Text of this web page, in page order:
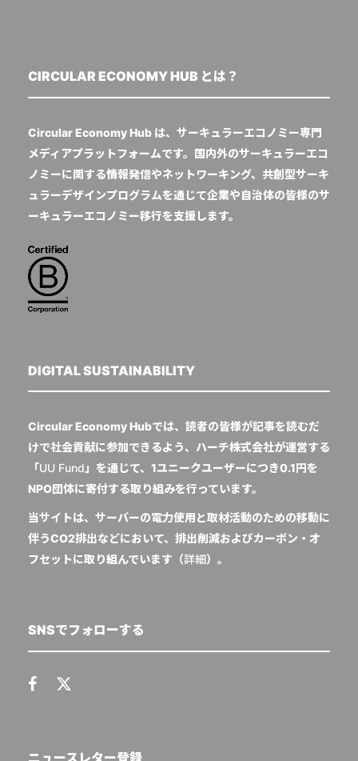
CIRCULAR ECONOMY HUB とは？
Circular Economy Hub は、サーキュラーエコノミー専門
メディアプラットフォームです。国内外のサーキュラーエコ
ノミーに関する情報発信やネットワーキング、共創型サーキ
ュラーデザインプログラムを通じて企業や自治体の皆様のサ
ーキュラーエコノミー移行を支援します。
DIGITAL SUSTAINABILITY
Circular Economy Hubでは、読者の皆様が記事を読むだ
けで社会貢献に参加できるよう、ハーチ株式会社が運営する
「UU Fund 」を通じて、1ユニークユーザーにつき0.1円を
NPO団体に寄付する取り組みを行っています。
当サイトは、サーバーの電力使用と取材活動のための移動に
伴うCO2排出などにおいて、排出削減およびカーボン・オ
フセットに取り組んでいます（詳細）。
SNSでフォローする
ニュースレター登録